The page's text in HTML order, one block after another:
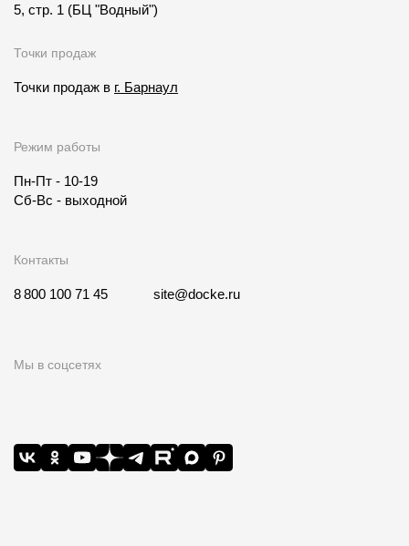
5, стр. 1 (БЦ "Водный")
Точки продаж
Точки продаж в г. Барнаул
Режим работы
Пн-Пт - 10-19
Сб-Вс - выходной
Контакты
8 800 100 71 45 site@docke.ru
Мы в соцсетях